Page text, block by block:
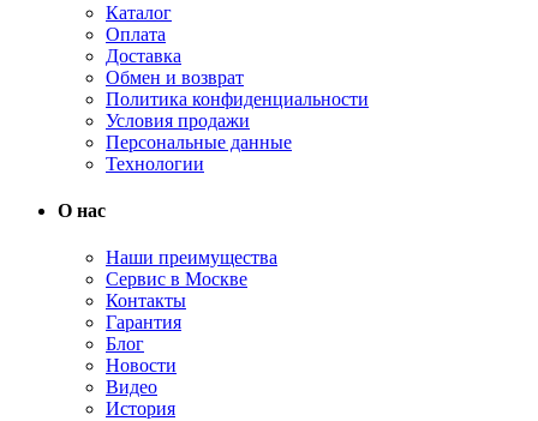
Каталог
Оплата
Доставка
Обмен и возврат
Политика конфиденциальности
Условия продажи
Персональные данные
Технологии
О нас
Наши преимущества
Сервис в Москве
Контакты
Гарантия
Блог
Новости
Видео
История